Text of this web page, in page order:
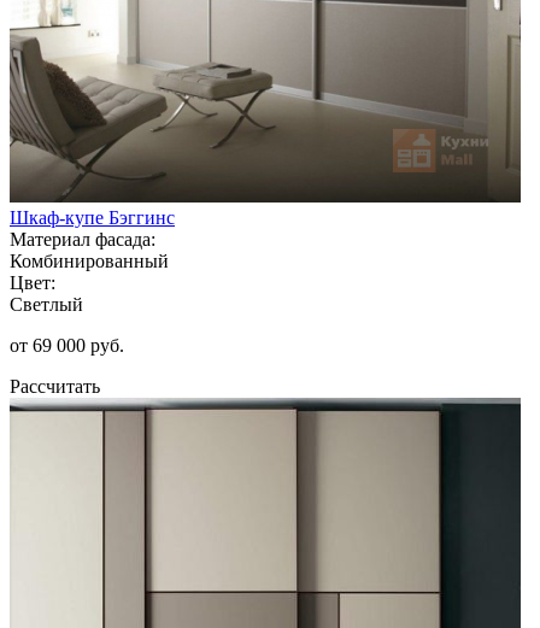
Шкаф-купе Бэггинс
Материал фасада:
Комбинированный
Цвет:
Светлый
от 69 000 руб.
Рассчитать